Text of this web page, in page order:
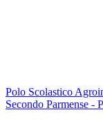
Polo Scolastico
Secondo Parmense -